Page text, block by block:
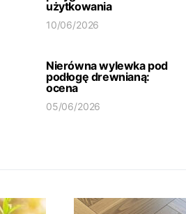
użytkowania
10/06/2026
Nierówna wylewka pod
podłogę drewnianą:
ocena
05/06/2026